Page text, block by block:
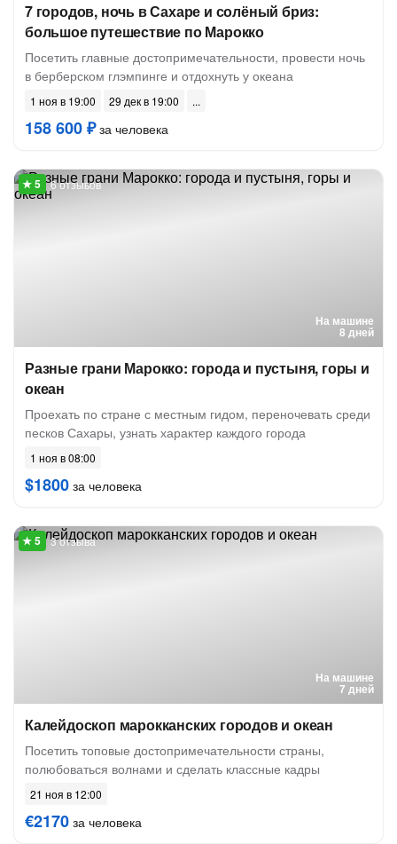
7 городов, ночь в Сахаре и солёный бриз:
большое путешествие по Марокко
Посетить главные достопримечательности, провести ночь
в берберском глэмпинге и отдохнуть у океана
1 ноя в 19:00 29 дек в 19:00
158 600 ₽за человека
На машине
8 дней
6 отзывов
Разные грани Марокко: города и пустыня, горы и
океан
Проехать по стране с местным гидом, переночевать среди
песков Сахары, узнать характер каждого города
1 ноя в 08:00
$1800 за человека
На машине
7 дней
3 отзыва
Калейдоскоп марокканских городов и океан
Посетить топовые достопримечательности страны,
полюбоваться волнами и сделать классные кадры
21 ноя в 12:00
€2170 за человека